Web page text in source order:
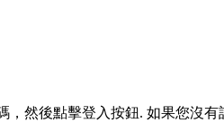
，然後點擊登入按鈕. 如果您沒